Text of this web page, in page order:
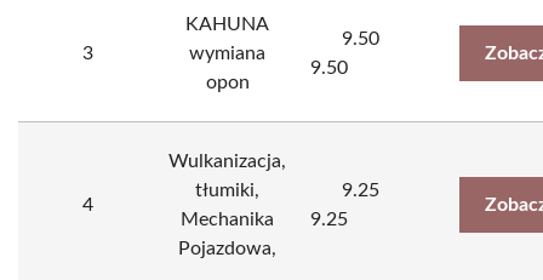
3
KAHUNA
wymiana
opon
9.50
9.50
4
Wulkanizacja,
tłumiki,
Mechanika
Pojazdowa,
9.25
9.25